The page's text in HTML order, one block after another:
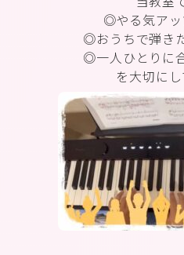
◎やる気アッ
◎おうちで弾き
◎一人ひとりに
を大切に